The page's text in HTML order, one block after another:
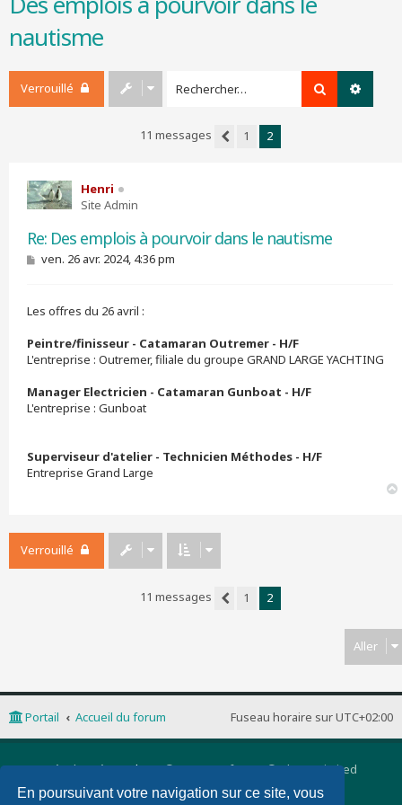
En poursuivant votre navigation sur ce site, vous
nautisme
Verrouillé Rechercher
11 messages
Précédent
1 2
Henri
Site Admin
Re: Des emplois à pourvoir dans le nautisme
M
a
e
ven. 26 avr. 2024, 4:36 pm
Les offres du 26 avril :
Peintre/finisseur - Catamaran Outremer - H/F
L'entreprise : Outremer, filiale du groupe GRAND LARGE YACHTING
Manager Electricien - Catamaran Gunboat - H/F
L'entreprise : Gunboat
Superviseur d'atelier - Technicien Méthodes - H/F
Entreprise Grand Large
Verrouillé
11 messages
Précédent
1 2
Aller
Fuseau horaire surUTC+02:00
Portail Accueil du forum
Développé parphpBB® Forum Software © phpBB Limited
Traduction française officielle
Qiaeru
phpBB 3 Quarto theme by PixelGoose Studio